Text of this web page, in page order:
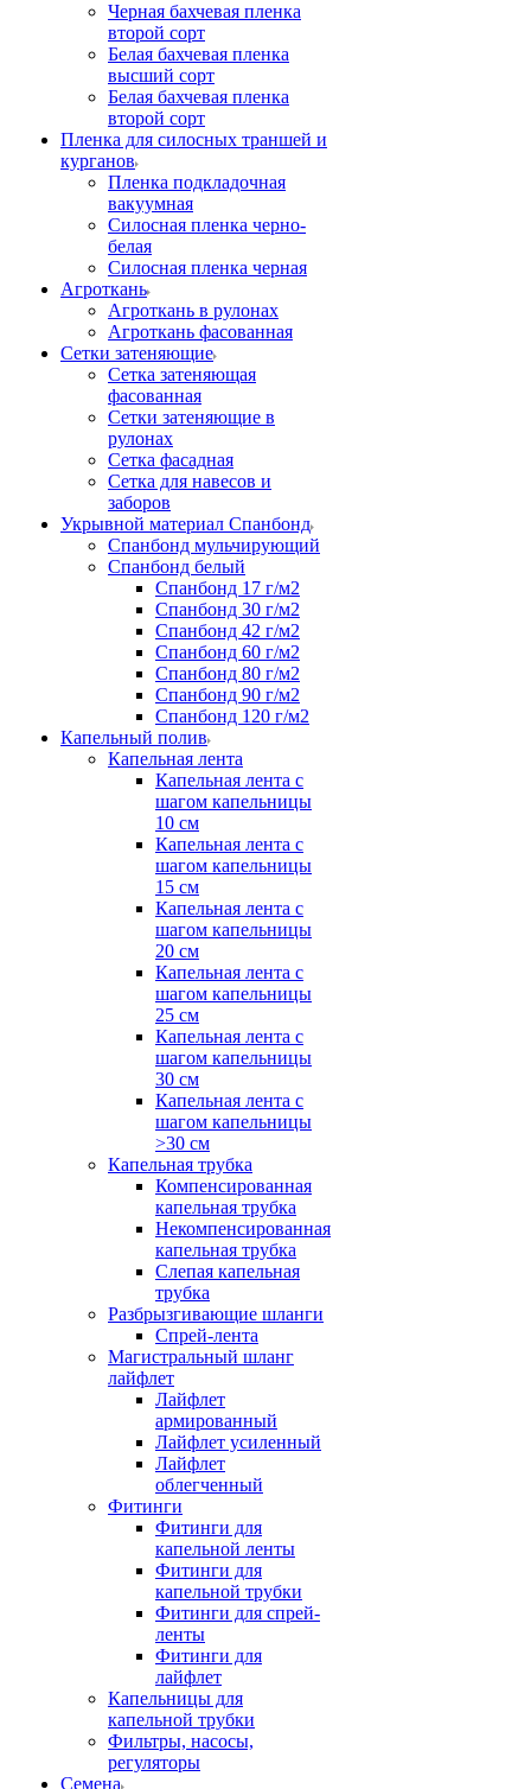
Черная бахчевая пленка
второй сорт
Белая бахчевая пленка
высший сорт
Белая бахчевая пленка
второй сорт
Пленка для силосных траншей и
курганов
Пленка подкладочная
вакуумная
Силосная пленка черно-
белая
Силосная пленка черная
Агроткань
Агроткань в рулонах
Агроткань фасованная
Сетки затеняющие
Сетка затеняющая
фасованная
Сетки затеняющие в
рулонах
Сетка фасадная
Сетка для навесов и
заборов
Укрывной материал Спанбонд
Спанбонд мульчирующий
Спанбонд белый
Спанбонд 17 г/м2
Спанбонд 30 г/м2
Спанбонд 42 г/м2
Спанбонд 60 г/м2
Спанбонд 80 г/м2
Спанбонд 90 г/м2
Спанбонд 120 г/м2
Капельный полив
Капельная лента
Капельная лента с
шагом капельницы
10 см
Капельная лента с
шагом капельницы
15 см
Капельная лента с
шагом капельницы
20 см
Капельная лента с
шагом капельницы
25 см
Капельная лента с
шагом капельницы
30 см
Капельная лента с
шагом капельницы
>30 см
Капельная трубка
Компенсированная
капельная трубка
Некомпенсированная
капельная трубка
Слепая капельная
трубка
Разбрызгивающие шланги
Спрей-лента
Магистральный шланг
лайфлет
Лайфлет
армированный
Лайфлет усиленный
Лайфлет
облегченный
Фитинги
Фитинги для
капельной ленты
Фитинги для
капельной трубки
Фитинги для спрей-
ленты
Фитинги для
лайфлет
Капельницы для
капельной трубки
Фильтры, насосы,
регуляторы
Семена